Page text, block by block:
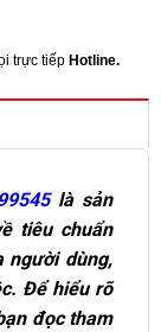
trực tiếp Hotline.
là sản
tiêu chuẩn
người dùng,
Để hiểu rõ
đọc tham